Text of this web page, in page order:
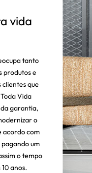
vida
tanto
produtos e
clientes que
Vida
garantia,
o
acordo com
um
o tempo
anos.